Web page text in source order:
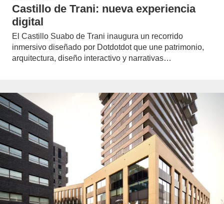
Castillo de Trani: nueva experiencia
digital
El Castillo Suabo de Trani inaugura un recorrido
inmersivo diseñado por Dotdotdot que une patrimonio,
arquitectura, diseño interactivo y narrativas…